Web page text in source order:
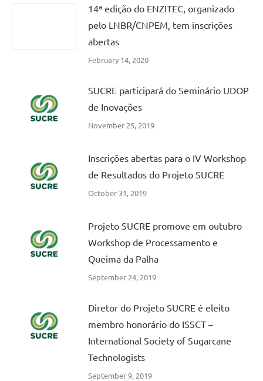
14ª edição do ENZITEC, organizado
pelo LNBR/CNPEM, tem inscrições
abertas
February 14, 2020
SUCRE participará do Seminário UDOP
de Inovações
November 25, 2019
Inscrições abertas para o IV Workshop
de Resultados do Projeto SUCRE
October 31, 2019
Projeto SUCRE promove em outubro
Workshop de Processamento e
Queima da Palha
September 24, 2019
Diretor do Projeto SUCRE é eleito
membro honorário do ISSCT –
International Society of Sugarcane
Technologists
September 9, 2019